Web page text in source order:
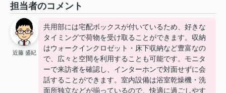
担当者のコメント
近藤 盛紀
共用部には宅配ボックスが付いているため、好きな
タイミングで荷物を受け取ることができます。収納
はウォークインクロゼット・床下収納など豊富なの
で、広々と空間を利用することも可能です。モニタ
ーで来訪者を確認し、インターホンで対面せずに会
話することができます。室内設備は浴室乾燥機・洗
面所独立などが揃っているので、快適に過ごしやす